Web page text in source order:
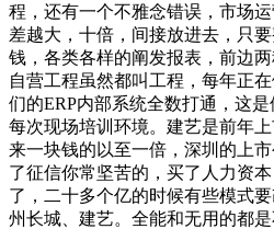
程，还有一个不雅念错误，市场
差越大，十倍，间接放进去，只
钱，各类各样的阐发报表，前边
自营工程虽然都叫工程，每年正
们的ERP内部系统全数打通，这
每次现场培训环境。建艺是前年
来一块钱的以至一倍，深圳的上
了征信你常坚苦的，买了人力资
了，二十多个亿的时候有些模式
州长城、建艺。全能和无用的都